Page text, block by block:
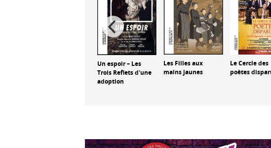
Un espoir – Les
Trois Reflets d'une
adoption
Les Filles aux
mains jaunes
Le Cercle des
poètes